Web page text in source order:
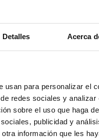
Detalles Acerca
usan para personalizar el
redes sociales y analizar
sobre el uso que haga
publicidad y
información que les